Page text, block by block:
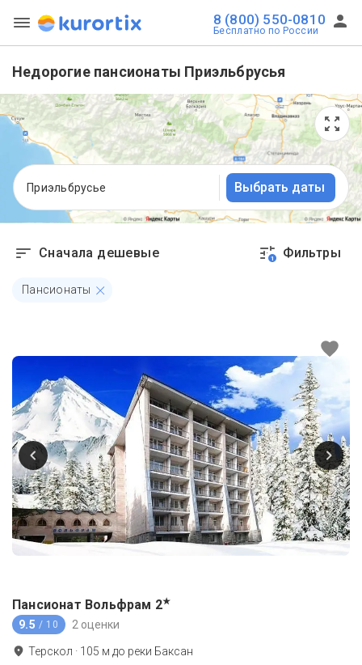
8 (800) 550-0810
Бесплатно по России
Недорогие пансионаты Приэльбрусья
Приэльбрусье Выбрать даты
Сначала дешевые 1 Фильтры
Пансионаты
Пансионат Вольфрам 2★
9.5 / 10 2 оценки
Терскол · 105 м до реки Баксан